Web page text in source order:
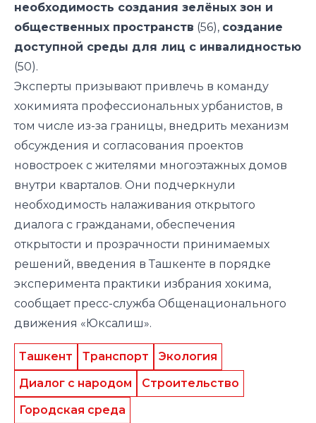
необходимость создания зелёных зон и
общественных пространств (56), создание
доступной среды для лиц с инвалидностью
(50).
Эксперты призывают привлечь в команду
хокимията профессиональных урбанистов, в
том числе из-за границы, внедрить механизм
обсуждения и согласования проектов
новостроек с жителями многоэтажных домов
внутри кварталов. Они подчеркнули
необходимость налаживания открытого
диалога с гражданами, обеспечения
открытости и прозрачности принимаемых
решений, введения в Ташкенте в порядке
эксперимента практики избрания хокима,
сообщает пресс-служба Общенационального
движения «Юксалиш».
Ташкент Транспорт
Экология
Диалог с народом
Строительство
Городская среда